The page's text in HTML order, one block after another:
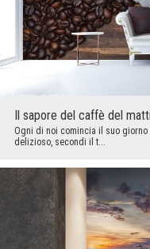
Il sapore del caffè del
Ogni di noi comincia il suo
delizioso, secondi il t...